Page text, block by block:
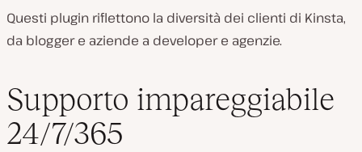
Questi plugin riflettono la diversità dei clienti di Kinsta,
da blogger e aziende a developer e agenzie.
Supporto impareggiabile
24/7/365